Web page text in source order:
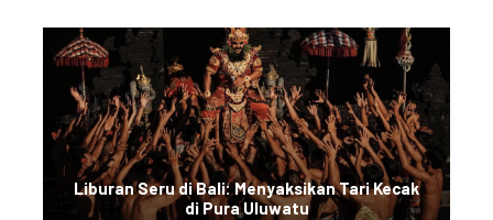
Liburan Seru di Bali: Menyaksikan Tari Kecak
di Pura Uluwatu